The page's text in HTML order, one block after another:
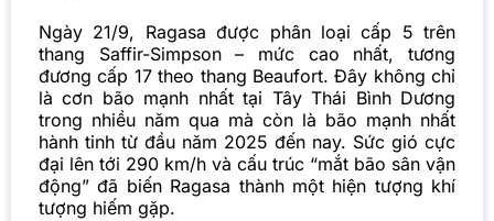
Ngày 21/9, Ragasa được phân loại cấp 5 trên
thang Saffir-Simpson – mức cao nhất, tương
đương cấp 17 theo thang Beaufort. Đây không chỉ
là cơn bão mạnh nhất tại Tây Thái Bình Dương
trong nhiều năm qua mà còn là bão mạnh nhất
hành tinh từ đầu năm 2025 đến nay. Sức gió cực
đại lên tới 290 km/h và cấu trúc “mắt bão sân vận
động” đã biến Ragasa thành một hiện tượng khí
tượng hiếm gặp.